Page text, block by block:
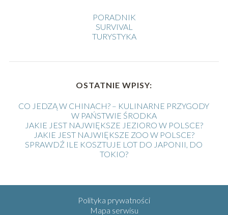
PORADNIK
SURVIVAL
TURYSTYKA
OSTATNIE WPISY:
CO JEDZĄ W CHINACH? – KULINARNE PRZYGODY
W PAŃSTWIE ŚRODKA
JAKIE JEST NAJWIĘKSZE JEZIORO W POLSCE?
JAKIE JEST NAJWIĘKSZE ZOO W POLSCE?
SPRAWDŹ ILE KOSZTUJE LOT DO JAPONII, DO
TOKIO?
Polityka prywatności
Mapa serwisu